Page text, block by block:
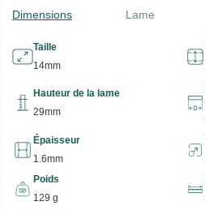
Dimensions Lame
Taille
14mm
Hauteur de la lame
29mm
Épaisseur
1.6mm
Poids
129 g